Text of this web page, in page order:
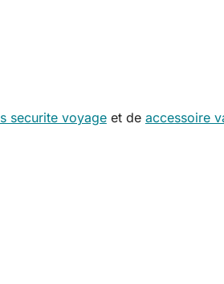
securite voyageet de accessoire